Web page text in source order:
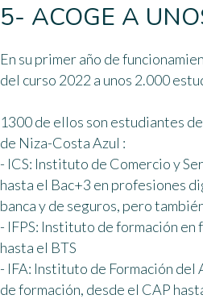
5- ACOGE A
En su primer año de
del curso 2022 a unos 2.000
1300 de ellos son estudiantes
de Niza-Costa Azul :
- ICS: Instituto de Comercio y
hasta el Bac+3 en profesiones
banca y de seguros, pero
- IFPS: Instituto de formación
hasta el BTS
- IFA: Instituto de Formación del
de formación, desde el CAP